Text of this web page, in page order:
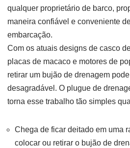
qualquer proprietário de barco,
maneira confiável e conveniente
embarcação.
Com os atuais designs de casco
placas de macaco e motores de
retirar um bujão de drenagem
desagradável. O plugue de
torna esse trabalho tão simples
Chega de ficar deitado em uma
colocar ou retirar o bujão de